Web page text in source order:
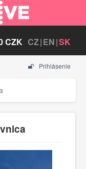
CZ EN SK
CZK
Prihlásenie